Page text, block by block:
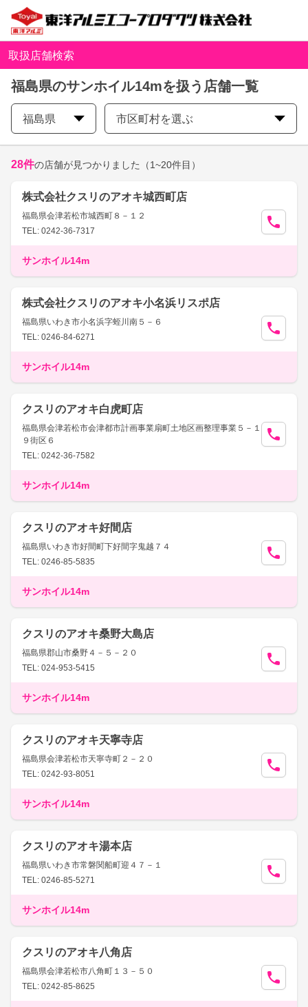
取扱店舗検索
福島県のサンホイル14mを扱う店舗一覧
福島県 市区町村を選ぶ
28件の店舗が見つかりました （1~20件目）
株式会社クスリのアオキ城西町店
福島県会津若松市城西町８－１２
TEL: 0242-36-7317
サンホイル14m
株式会社クスリのアオキ小名浜リスポ店
福島県いわき市小名浜字蛭川南５－６
TEL: 0246-84-6271
サンホイル14m
クスリのアオキ白虎町店
福島県会津若松市会津都市計画事業扇町土地区画整理事業５－１
９街区６
TEL: 0242-36-7582
サンホイル14m
クスリのアオキ好間店
福島県いわき市好間町下好間字鬼越７４
TEL: 0246-85-5835
サンホイル14m
クスリのアオキ桑野大島店
福島県郡山市桑野４－５－２０
TEL: 024-953-5415
サンホイル14m
クスリのアオキ天寧寺店
福島県会津若松市天寧寺町２－２０
TEL: 0242-93-8051
サンホイル14m
クスリのアオキ湯本店
福島県いわき市常磐関船町迎４７－１
TEL: 0246-85-5271
サンホイル14m
クスリのアオキ八角店
福島県会津若松市八角町１３－５０
TEL: 0242-85-8625